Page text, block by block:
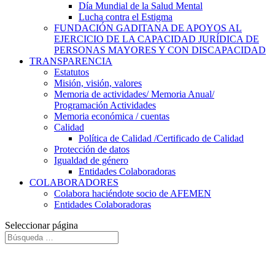
Día Mundial de la Salud Mental
Lucha contra el Estigma
FUNDACIÓN GADITANA DE APOYOS AL
EJERCICIO DE LA CAPACIDAD JURÍDICA DE
PERSONAS MAYORES Y CON DISCAPACIDAD
TRANSPARENCIA
Estatutos
Misión, visión, valores
Memoria de actividades/ Memoria Anual/
Programación Actividades
Memoria económica / cuentas
Calidad
Política de Calidad /Certificado de Calidad
Protección de datos
Igualdad de género
Entidades Colaboradoras
COLABORADORES
Colabora haciéndote socio de AFEMEN
Entidades Colaboradoras
Seleccionar página